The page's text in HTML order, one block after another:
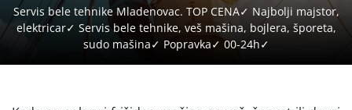
Servis bele tehnike Mladenovac. TOP CENA✓ Najbolji majstor,
elektricar✓ Servis bele tehnike, veš mašina, bojlera, šporeta,
sudo mašina✓ Popravka✓ 00-24h✓